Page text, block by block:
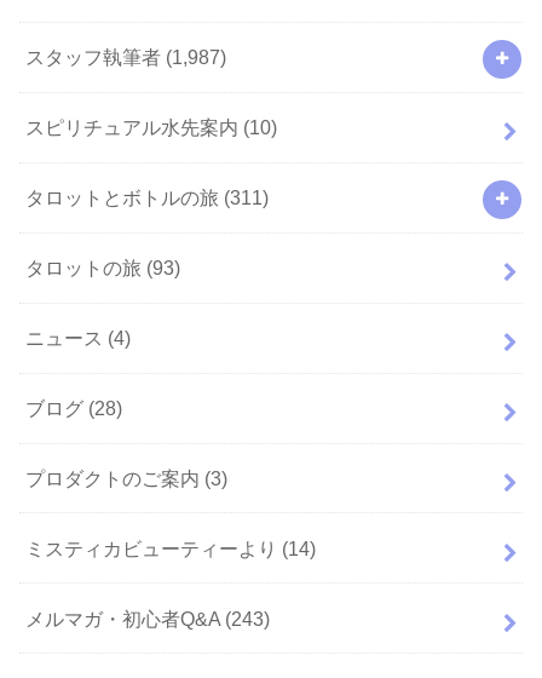
スタッフ執筆者 (1,987)
スピリチュアル水先案内 (10)
タロットとボトルの旅 (311)
タロットの旅 (93)
ニュース (4)
ブログ (28)
プロダクトのご案内 (3)
ミスティカビューティーより (14)
メルマガ・初心者Q&A (243)